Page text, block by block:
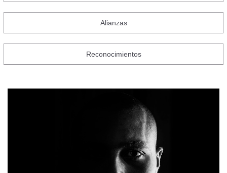
Alianzas
Reconocimientos